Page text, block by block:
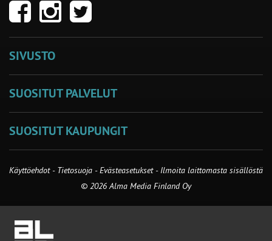
SIVUSTO
SUOSITUT PALVELUT
SUOSITUT KAUPUNGIT
Käyttöehdot - Tietosuoja -Evästeasetukset- Ilmoita laittomasta sisällöstä
© 2026 Alma Media Finland Oy